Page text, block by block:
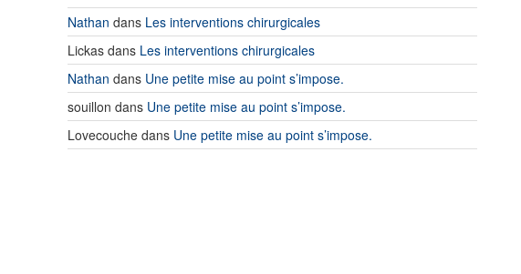
Nathan dans Les interventions chirurgicales
Lickasdans Les interventions chirurgicales
Nathan dans Une petite mise au point s’impose.
souillon dans Une petite mise au point s’impose.
Lovecouchedans Une petite mise au point s’impose.